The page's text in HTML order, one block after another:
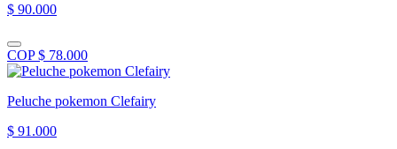
$ 90.000
COP $ 78.000
Peluche pokemon Clefairy
$ 91.000